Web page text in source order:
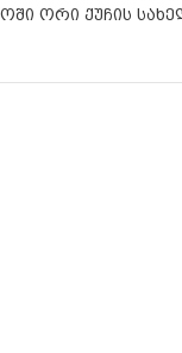
ორი ქუჩის